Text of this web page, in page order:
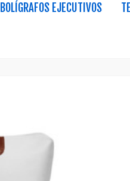
BOLÍGRAFOS EJECUTIVOS